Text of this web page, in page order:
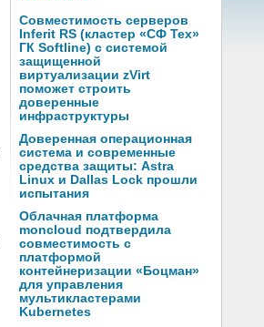
Совместимость серверов
Inferit RS (кластер «СФ Тех»
ГК Softline) с системой
защищенной
виртуализации zVirt
поможет строить
доверенные
инфраструктуры
Доверенная операционная
система и современные
средства защиты: Astra
Linux и Dallas Lock прошли
испытания
Облачная платформа
moncloud подтвердила
совместимость с
платформой
контейнеризации «Боцман»
для управления
мультикластерами
Kubernetes